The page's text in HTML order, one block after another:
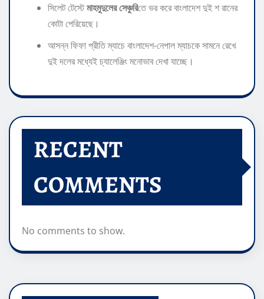
​সিলেট টেস্টেমাহমুদুলের সেঞ্চুরিতে ভর করে বাংলাদেশ দুই শ রানের
কোটা পেরিয়েছে।
​আসন্ন ফিফা প্রীতি ম্যাচে বাংলাদেশ-নেপাল ম্যাচকে সামনে রেখে
দুই দলের মধ্যেই চ্যালেঞ্জিং মনোভাব দেখা যাচ্ছে।
RECENT
COMMENTS
No comments to show.